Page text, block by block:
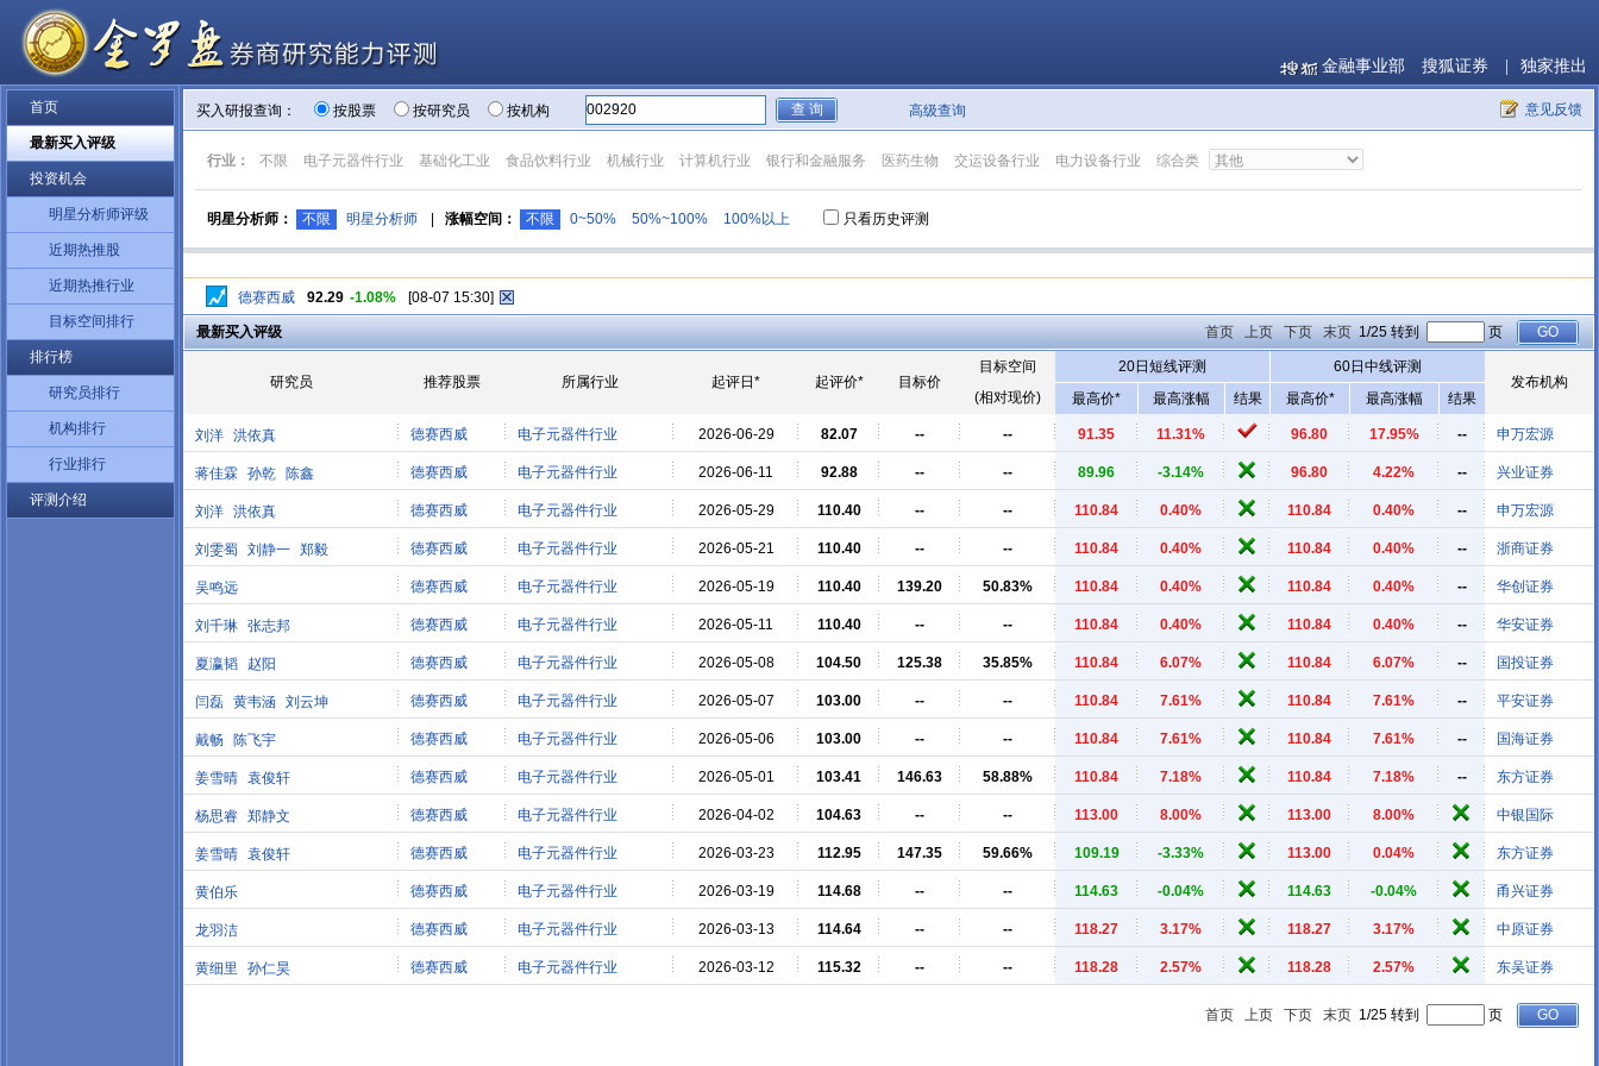
金融事业部 搜狐证券 独家推出
首页
最新买入评级
投资机会
明星分析师评级
近期热推股
近期热推行业
目标空间排行
排行榜
研究员排行
机构排行
行业排行
评测介绍
买入研报查询： 按股票 按研究员 按机构 高级查询 意见反馈
行业： 不限 电子元器件行业 基础化工业 食品饮料行业 机械行业 计算机行业 银行和金融服务 医药生物 交运设备行业 电力设备行业 综合类
明星分析师： 不限 明星分析师 涨幅空间： 不限 0~50% 50%~100% 100%以上 只看历史评测
德赛西威 92.29 -1.08% [08-07 15:30]
首页 上页 下页 末页 1/25 转到 页
最新买入评级
研究员 推荐股票 所属行业 起评日* 起评价* 目标价
目标空间
(相对现价)
20日短线评测
60日中线评测
发布机构
最高价*
最高涨幅 结果 最高价* 最高涨幅 结果
刘洋 洪依真 德赛西威 电子元器件行业 2026-06-29 82.07 -- -- 91.35 11.31% 96.80 17.95% -- 申万宏源
蒋佳霖 孙乾 陈鑫 德赛西威 电子元器件行业 2026-06-11 92.88 -- -- 89.96 -3.14% 96.80 4.22% -- 兴业证券
刘洋 洪依真 德赛西威 电子元器件行业 2026-05-29 110.40 -- -- 110.84 0.40% 110.84 0.40% -- 申万宏源
刘雯蜀 刘静一 郑毅 德赛西威 电子元器件行业 2026-05-21 110.40 -- -- 110.84 0.40% 110.84 0.40% -- 浙商证券
吴鸣远 德赛西威 电子元器件行业 2026-05-19 110.40 139.20 50.83% 110.84 0.40% 110.84 0.40% -- 华创证券
刘千琳 张志邦 德赛西威 电子元器件行业 2026-05-11 110.40 -- -- 110.84 0.40% 110.84 0.40% -- 华安证券
夏瀛韬 赵阳 德赛西威 电子元器件行业 2026-05-08 104.50 125.38 35.85% 110.84 6.07% 110.84 6.07% -- 国投证券
闫磊 黄韦涵 刘云坤 德赛西威 电子元器件行业 2026-05-07 103.00 -- -- 110.84 7.61% 110.84 7.61% -- 平安证券
戴畅 陈飞宇 德赛西威 电子元器件行业 2026-05-06 103.00 -- -- 110.84 7.61% 110.84 7.61% -- 国海证券
姜雪晴 袁俊轩 德赛西威 电子元器件行业 2026-05-01 103.41 146.63 58.88% 110.84 7.18% 110.84 7.18% -- 东方证券
杨思睿 郑静文 德赛西威 电子元器件行业 2026-04-02 104.63 -- -- 113.00 8.00% 113.00 8.00% 中银国际
姜雪晴 袁俊轩 德赛西威 电子元器件行业 2026-03-23 112.95 147.35 59.66% 109.19 -3.33% 113.00 0.04% 东方证券
黄伯乐 德赛西威 电子元器件行业 2026-03-19 114.68 -- -- 114.63 -0.04% 114.63 -0.04% 甬兴证券
龙羽洁 德赛西威 电子元器件行业 2026-03-13 114.64 -- -- 118.27 3.17% 118.27 3.17% 中原证券
黄细里 孙仁昊 德赛西威 电子元器件行业 2026-03-12 115.32 -- -- 118.28 2.57% 118.28 2.57% 东吴证券
首页 上页 下页 末页 1/25 转到 页